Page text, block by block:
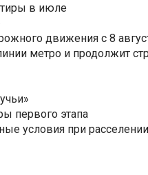
в июле
движения с 8
метро и продолжит
первого этапа
условия при расселении